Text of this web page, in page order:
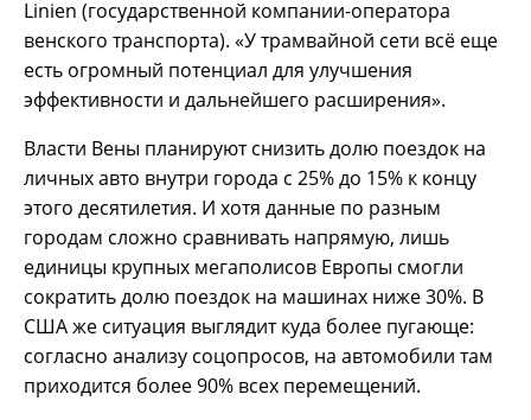
Linien (государственной компании-оператора
венского транспорта). «У трамвайной сети всё еще
есть огромный потенциал для улучшения
эффективности и дальнейшего расширения».
Власти Вены планируют снизить долю поездок на
личных авто внутри города с 25% до 15% к концу
этого десятилетия. И хотя данные по разным
городам сложно сравнивать напрямую, лишь
единицы крупных мегаполисов Европы смогли
сократить долю поездок на машинах ниже 30%. В
США же ситуация выглядит куда более пугающе:
согласно анализу соцопросов, на автомобили там
приходится более 90% всех перемещений.